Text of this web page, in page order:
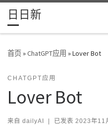
Skip to content
日日新
首页»ChatGPT应用 »Lover Bot
CHATGPT应用
Lover Bot
来自 dailyAI | 已发表 2023年11